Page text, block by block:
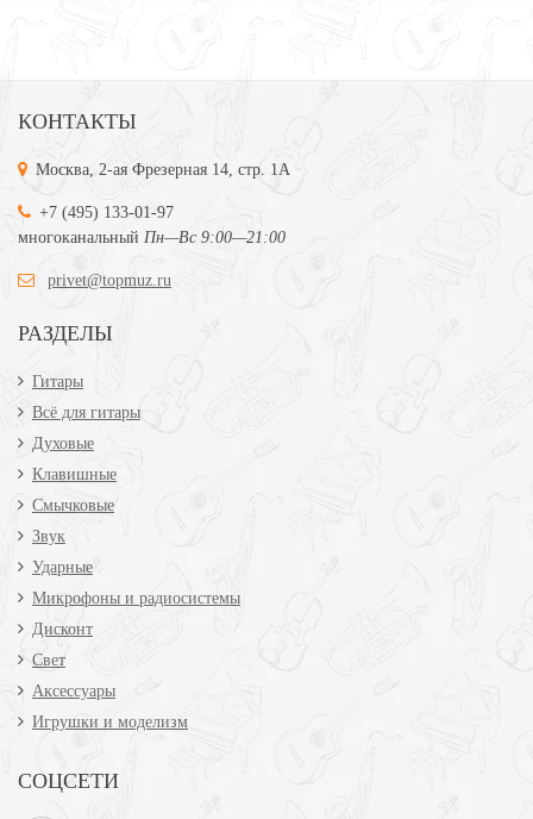
КОНТАКТЫ
Москва, 2-ая Фрезерная 14, стр. 1А
+7 (495) 133-01-97
многоканальный Пн—Вс 9:00—21:00
privet@topmuz.ru
РАЗДЕЛЫ
Гитары
Всё для гитары
Духовые
Клавишные
Смычковые
Звук
Ударные
Микрофоны и радиосистемы
Дисконт
Свет
Аксессуары
Игрушки и моделизм
СОЦСЕТИ